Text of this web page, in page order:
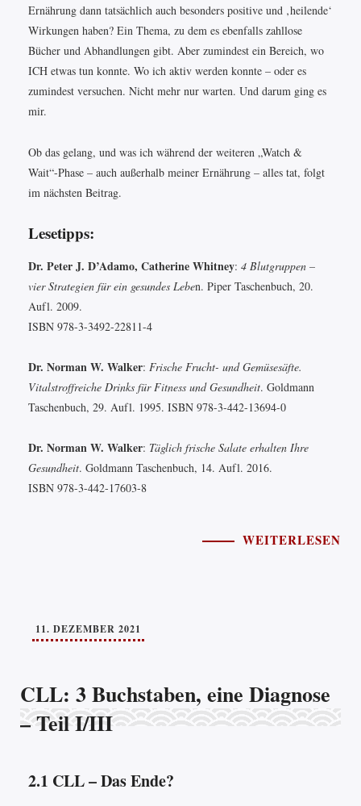
Ernährung dann tatsächlich auch besonders positive und ‚heilende‘
Wirkungen haben? Ein Thema, zu dem es ebenfalls zahllose
Bücher und Abhandlungen gibt. Aber zumindest ein Bereich, wo
ICH etwas tun konnte. Wo ich aktiv werden konnte – oder es
zumindest versuchen. Nicht mehr nur warten. Und darum ging es
mir.
Ob das gelang, und was ich während der weiteren „Watch &
Wait“-Phase – auch außerhalb meiner Ernährung – alles tat, folgt
im nächsten Beitrag.
Lesetipps:
Dr. Peter J. D’Adamo, Catherine Whitney: 4 Blutgruppen –
vier Strategien für ein gesundes Leben. Piper Taschenbuch, 20.
Aufl. 2009.
ISBN 978-3-3492-22811-4
Dr. Norman W. Walker: Frische Frucht- und Gemüsesäfte.
Vitalstroffreiche Drinks für Fitness und Gesundheit. Goldmann
Taschenbuch, 29. Aufl. 1995. ISBN 978-3-442-13694-0
Dr. Norman W. Walker: Täglich frische Salate erhalten Ihre
Gesundheit. Goldmann Taschenbuch, 14. Aufl. 2016.
ISBN 978-3-442-17603-8
WEITERLESEN
11. DEZEMBER 2021
CLL: 3 Buchstaben, eine Diagnose
– Teil I/III
2.1 CLL – Das Ende?